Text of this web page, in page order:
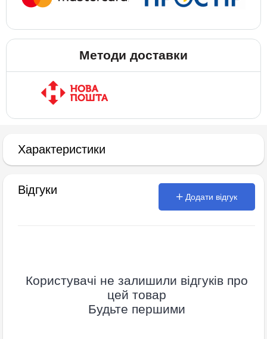
Методи доставки
Характеристики
Відгуки
Додати відгук
Користувачі не залишили відгуків про
цей товар
Будьте першими